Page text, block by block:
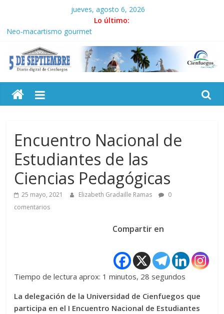
contenido
jueves, agosto 6, 2026
Lo último:
Neo-macartismo gourmet
Otorgan Medalla de la Amistad al activista Donald Dutherland
Es de nosotros
Convocan a segunda edición de Beca para realizadoras mayores
5
Septiembre
Diario
digital
Cienfuegos,
Cuba
Encuentro Nacional de
Estudiantes de las
Ciencias Pedagógicas
25 mayo, 2021 Elizabeth Gradaille Ramas
0
comentarios
Compartir en
Tiempo de lectura aprox: 1 minutos, 28 segundos
La delegación de la Universidad de Cienfuegos que
participa en el I Encuentro Nacional de Estudiantes